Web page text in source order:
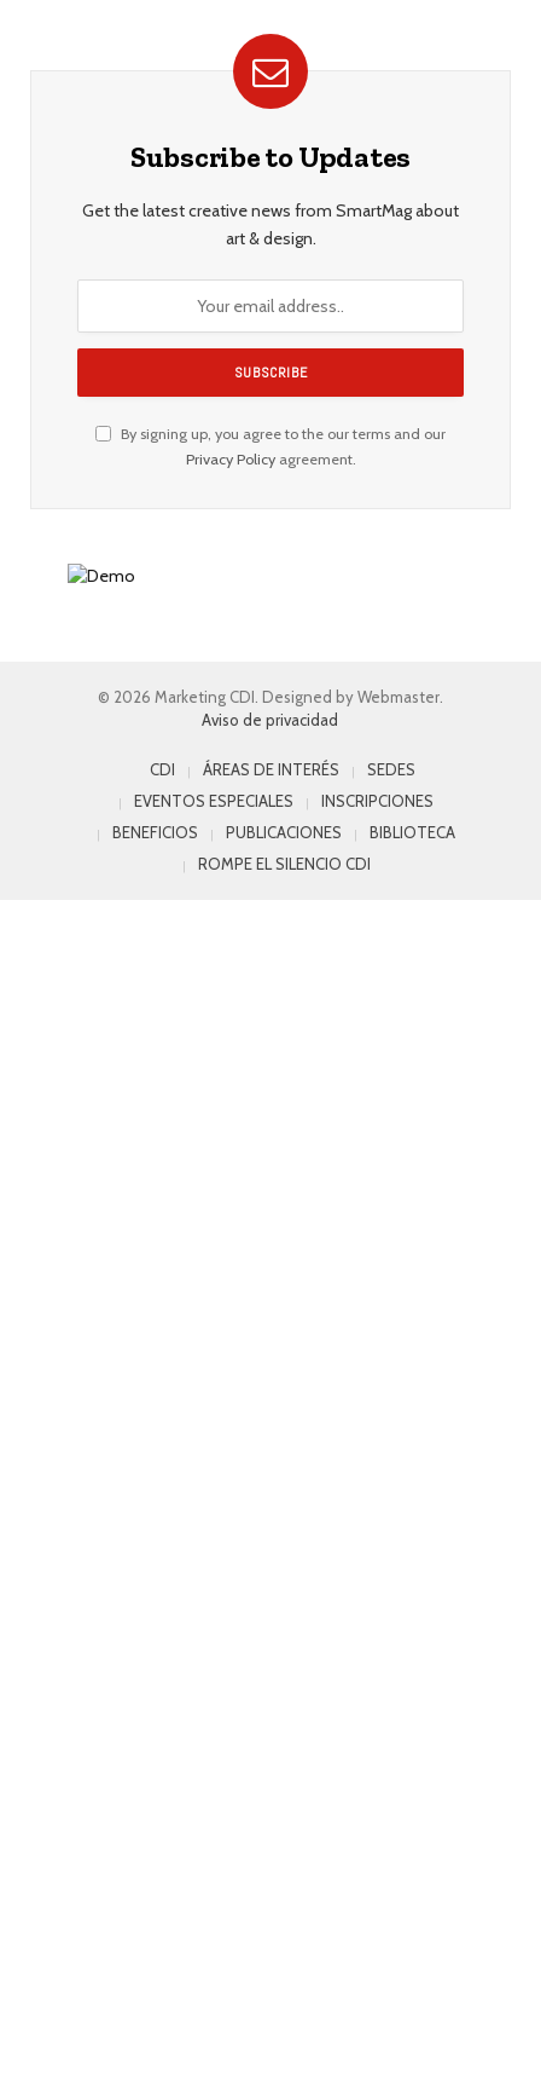
Subscribe to Updates
Get the latest creative news from SmartMag about
art & design.
By signing up, you agree to the our terms and our
Privacy Policyagreement.
© 2026 Marketing CDI. Designed by Webmaster.
Aviso de privacidad
CDI ÁREAS DE INTERÉS
SEDES
EVENTOS ESPECIALES
INSCRIPCIONES
BENEFICIOS
PUBLICACIONES
BIBLIOTECA
ROMPE EL SILENCIO CDI